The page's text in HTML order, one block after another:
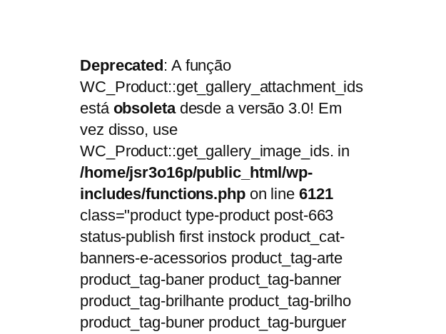
Deprecated: A função
WC_Product::get_gallery_attachment_ids
está obsoletadesde a versão 3.0! Em
vez disso, use
WC_Product::get_gallery_image_ids. in
/home/jsr3o16p/public_html/wp-
includes/functions.phpon line 6121
class="product type-product post-663
status-publish first instock product_cat-
banners-e-acessorios product_tag-arte
product_tag-baner product_tag-banner
product_tag-brilhante product_tag-brilho
product_tag-buner product_tag-burguer